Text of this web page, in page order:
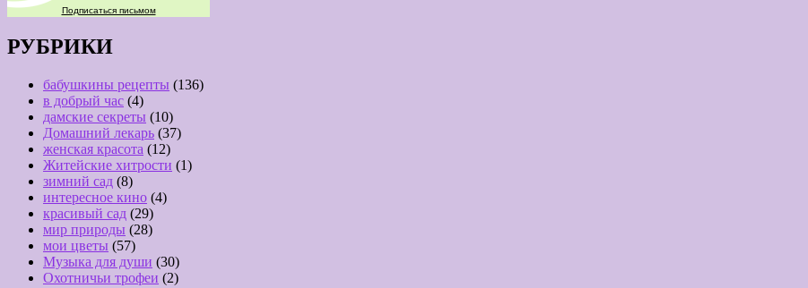
Подписаться письмом
РУБРИКИ
бабушкины рецепты (136)
в добрый час (4)
дамские секреты (10)
Домашний лекарь (37)
женская красота (12)
Житейские хитрости (1)
зимний сад (8)
интересное кино (4)
красивый сад (29)
мир природы (28)
мои цветы (57)
Музыка для души (30)
Охотничьи трофеи (2)